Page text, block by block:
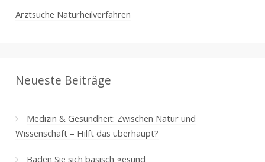
Arztsuche Naturheilverfahren
Neueste Beiträge
Medizin & Gesundheit: Zwischen Natur und
Wissenschaft – Hilft das überhaupt?
Baden Sie sich basisch gesund